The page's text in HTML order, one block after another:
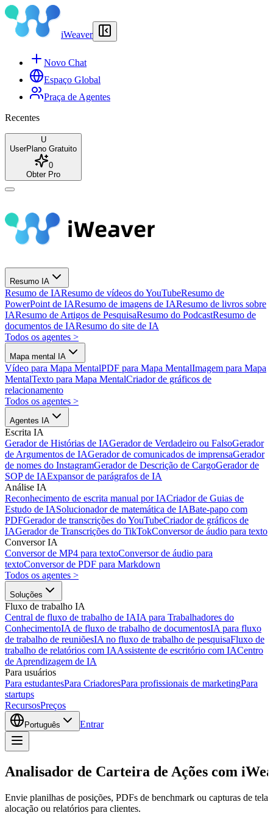
iWeaver
Novo Chat
Espaço Global
Praça de Agentes
Recentes
U
UserPlano Gratuito
0
Obter Pro
Resumo IA
Resumo de IAResumo de vídeos do YouTubeResumo de
PowerPoint de IAResumo de imagens de IAResumo de livros sobre
IAResumo de Artigos de PesquisaResumo do PodcastResumo de
documentos de IAResumo do site de IA
Todos os agentes >
Mapa mental IA
Vídeo para Mapa MentalPDF para Mapa MentalImagem para Mapa
MentalTexto para Mapa MentalCriador de gráficos de
relacionamento
Todos os agentes >
Agentes IA
Escrita IA
Gerador de Histórias de IAGerador de Verdadeiro ou FalsoGerador
de Argumentos de IAGerador de comunicados de imprensaGerador
de nomes do InstagramGerador de Descrição de CargoGerador de
SOP de IAExpansor de parágrafos de IA
Análise IA
Reconhecimento de escrita manual por IACriador de Guias de
Estudo de IASolucionador de matemática de IABate-papo com
PDFGerador de transcrições do YouTubeCriador de gráficos de
IAGerador de Transcrições do TikTokConversor de áudio para texto
Conversor IA
Conversor de MP4 para textoConversor de áudio para
textoConversor de PDF para Markdown
Todos os agentes >
Soluções
Fluxo de trabalho IA
Central de fluxo de trabalho de IAIA para Trabalhadores do
ConhecimentoIA de fluxo de trabalho de documentosIA para fluxo
de trabalho de reuniõesIA no fluxo de trabalho de pesquisaFluxo de
trabalho de relatórios com IAAssistente de escritório com IACentro
de Aprendizagem de IA
Para usuários
Para estudantesPara CriadoresPara profissionais de marketingPara
startups
RecursosPreços
Português Entrar
Analisador de Carteira de Ações com
Envie planilhas de posições, PDFs de benchmark ou capturas de tela
alocação ou relatórios para clientes.